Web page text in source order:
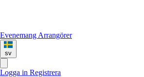
Evenemang Arrangörer
sv
Logga in Registrera